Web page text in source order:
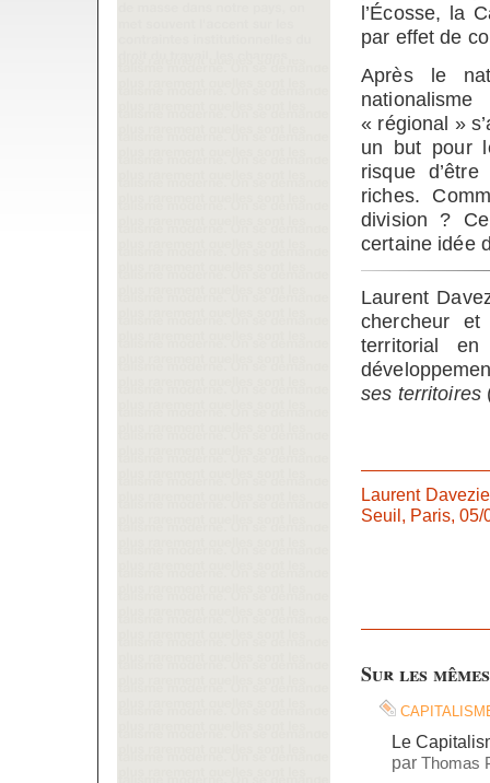
l’Écosse, la
par effet de
Après le
« régional »
un but pour
risque
riches.
division ?
certaine idée
Laurent
chercheur
territorial
ses territoires
Laurent
Seuil, Paris, 05/
Sur les
Le
par Thomas